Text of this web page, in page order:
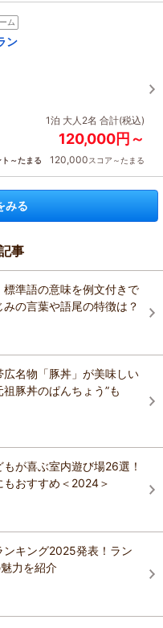
ム
ン
1泊 大人2名 合計(税込)
120,000円～
ト～たまる 120,000スコア～たまる
みる
事
標準語の意味を例文付きで
の言葉や語尾の特徴は？
名物「豚丼」が美味しい
豚丼のぱんちょう”も
もが喜ぶ室内遊び場26選！
おすすめ＜2024＞
ンキング2025発表！ラン
力を紹介